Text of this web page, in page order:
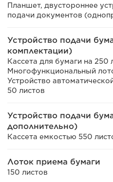
Планшет, двустороннее
подачи документов
Устройство подачи
комплектации)
Кассета для бумаги на 250
Многофункциональный
Устройство
50 листов
Устройство подачи
дополнительно)
Кассета емкостью 550
Лоток приема бумаги
150 листов